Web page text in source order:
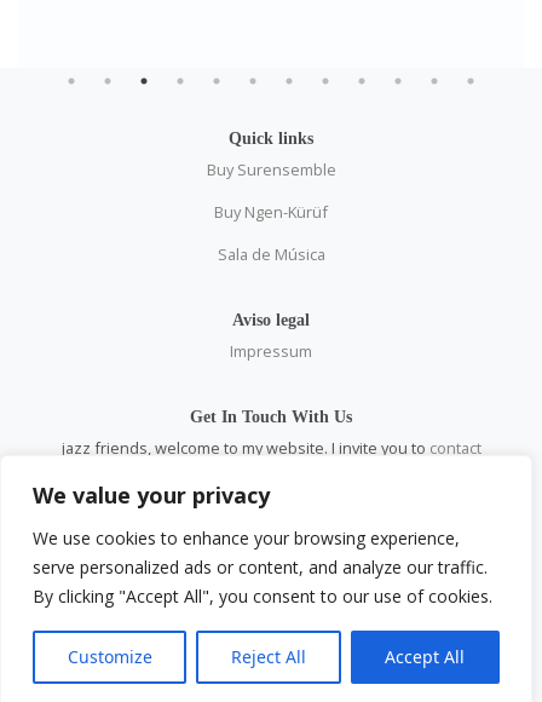
We value your privacy
We use cookies to enhance your browsing experience,
serve personalized ads or content, and analyze our traffic.
By clicking "Accept All", you consent to our use of cookies.
Customize Reject All Accept All
Quick links
Buy Surensemble
Buy Ngen-Kürüf
Sala de Música
Aviso legal
Impressum
Get In Touch With Us
jazz friends, welcome to my website. I invite you to contact
email:
pablosaez@gmail.com
Social
Facebook
Instagram
YouTube